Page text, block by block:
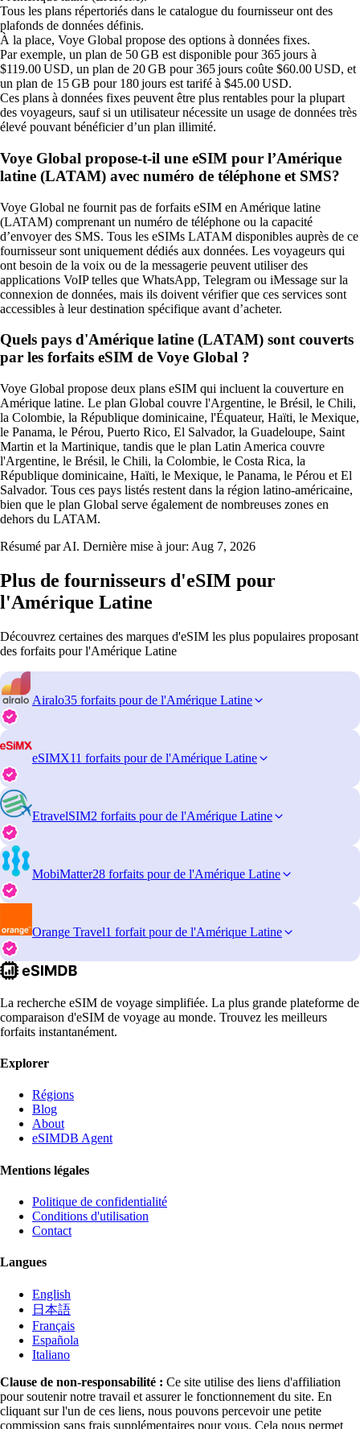
Tous les plans répertoriés dans le catalogue du fournisseur ont des
plafonds de données définis.
À la place, Voye Global propose des options à données fixes.
Par exemple, un plan de 50 GB est disponible pour 365 jours à
$119.00 USD, un plan de 20 GB pour 365 jours coûte $60.00 USD, et
un plan de 15 GB pour 180 jours est tarifé à $45.00 USD.
Ces plans à données fixes peuvent être plus rentables pour la plupart
des voyageurs, sauf si un utilisateur nécessite un usage de données très
élevé pouvant bénéficier d’un plan illimité.
Voye Global propose‑t‑il une eSIM pour l’Amérique
latine (LATAM) avec numéro de téléphone et SMS?
Voye Global ne fournit pas de forfaits eSIM en Amérique latine
(LATAM) comprenant un numéro de téléphone ou la capacité
d’envoyer des SMS. Tous les eSIMs LATAM disponibles auprès de ce
fournisseur sont uniquement dédiés aux données. Les voyageurs qui
ont besoin de la voix ou de la messagerie peuvent utiliser des
applications VoIP telles que WhatsApp, Telegram ou iMessage sur la
connexion de données, mais ils doivent vérifier que ces services sont
accessibles à leur destination spécifique avant d’acheter.
Quels pays d'Amérique latine (LATAM) sont couverts
par les forfaits eSIM de Voye Global ?
Voye Global propose deux plans eSIM qui incluent la couverture en
Amérique latine. Le plan Global couvre l'Argentine, le Brésil, le Chili,
la Colombie, la République dominicaine, l'Équateur, Haïti, le Mexique,
le Panama, le Pérou, Puerto Rico, El Salvador, la Guadeloupe, Saint
Martin et la Martinique, tandis que le plan Latin America couvre
l'Argentine, le Brésil, le Chili, la Colombie, le Costa Rica, la
République dominicaine, Haïti, le Mexique, le Panama, le Pérou et El
Salvador. Tous ces pays listés restent dans la région latino-américaine,
bien que le plan Global serve également de nombreuses zones en
dehors du LATAM.
Résumé par AI. Dernière mise à jour: Aug 7, 2026
Plus de fournisseurs d'eSIM pour
l'Amérique Latine
Découvrez certaines des marques d'eSIM les plus populaires proposant
des forfaits pour l'Amérique Latine
Airalo35 forfaits pour de l'Amérique Latine
eSIMX11 forfaits pour de l'Amérique Latine
EtravelSIM2 forfaits pour de l'Amérique Latine
MobiMatter28 forfaits pour de l'Amérique Latine
Orange Travel1 forfait pour de l'Amérique Latine
La recherche eSIM de voyage simplifiée. La plus grande plateforme de
comparaison d'eSIM de voyage au monde. Trouvez les meilleurs
forfaits instantanément.
Explorer
Régions
Blog
About
eSIMDB Agent
Mentions légales
Politique de confidentialité
Conditions d'utilisation
Contact
Langues
English
日本語
Français
Española
Italiano
Clause de non-responsabilité : Ce site utilise des liens d'affiliation
pour soutenir notre travail et assurer le fonctionnement du site. En
cliquant sur l'un de ces liens, nous pouvons percevoir une petite
commission sans frais supplémentaires pour vous. Cela nous permet